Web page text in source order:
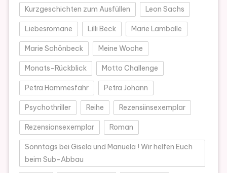
Kurzgeschichten zum Ausfüllen Leon Sachs
Liebesromane Lilli Beck Marie Lamballe
Marie Schönbeck Meine Woche
Monats-Rückblick Motto Challenge
Petra Hammesfahr Petra Johann
Psychothriller Reihe Rezensiinsexemplar
Rezensionsexemplar Roman
Sonntags bei Gisela und Manuela ! Wir helfen Euch
beim Sub-Abbau